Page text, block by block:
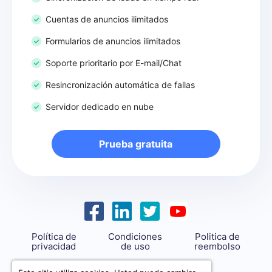
Cuentas de anuncios ilimitados
Formularios de anuncios ilimitados
Soporte prioritario por E-mail/Chat
Resincronización automática de fallas
Servidor dedicado en nube
Prueba gratuita
Política de
privacidad
Condiciones
de uso
Politica de
reembolso
support@savemyleads.com